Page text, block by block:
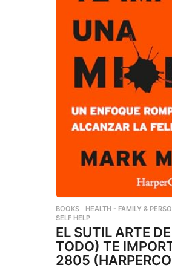
BOOKS ,HEALTH - FAMILY &
SELF HELP
EL SUTIL ARTE
TODO) TE
2805